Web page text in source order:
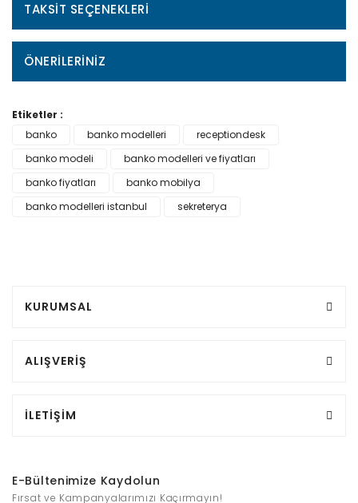
TAKSIT SEÇENEKLERI
ÖNERILERINIZ
Etiketler :
banko
banko modelleri
receptiondesk
banko modeli
banko modelleri ve fiyatları
banko fiyatları
banko mobilya
banko modelleri istanbul
sekreterya
KURUMSAL
ALIŞVERİŞ
İLETİŞİM
E-Bültenimize Kaydolun
Fırsat ve Kampanyalarımızı Kaçırmayın!